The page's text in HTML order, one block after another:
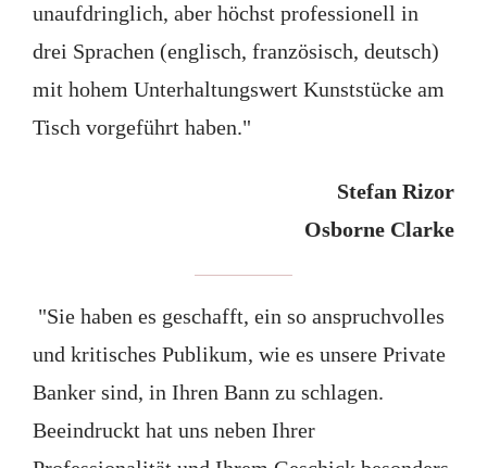
unaufdringlich, aber höchst professionell in
drei Sprachen (englisch, französisch, deutsch)
mit hohem Unterhaltungswert Kunststücke am
Tisch vorgeführt haben."
Stefan Rizor
Osborne Clarke
"Sie haben es geschafft, ein so anspruchvolles
und kritisches Publikum, wie es unsere Private
Banker sind, in Ihren Bann zu schlagen.
Beeindruckt hat uns neben Ihrer